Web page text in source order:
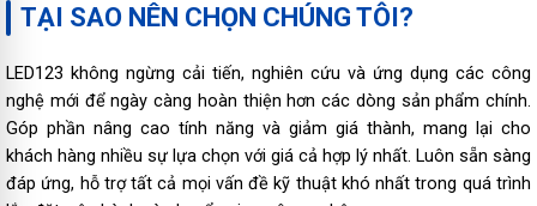
TẠI SAO NÊN CHỌN CHÚNG TÔI?
LED123 không ngừng cải tiến, nghiên cứu và ứng dụng các công
nghệ mới để ngày càng hoàn thiện hơn các dòng sản phẩm chính.
Góp phần nâng cao tính năng và giảm giá thành, mang lại cho
khách hàng nhiều sự lựa chọn với giá cả hợp lý nhất. Luôn sẵn sàng
đáp ứng, hỗ trợ tất cả mọi vấn đề kỹ thuật khó nhất trong quá trình